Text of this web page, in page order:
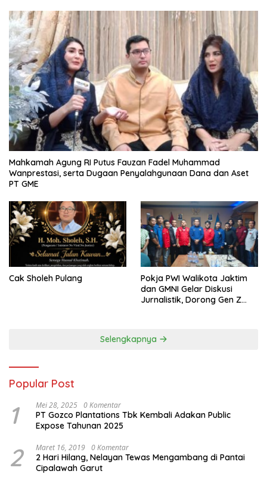
Mahkamah Agung RI Putus Fauzan Fadel Muhammad
Wanprestasi, serta Dugaan Penyalahgunaan Dana dan Aset
PT GME
Cak Sholeh Pulang
Pokja PWI Walikota Jaktim
dan GMNI Gelar Diskusi
Jurnalistik, Dorong Gen Z
Selengkapnya
Popular Post
1 Mei 28, 2025 0 Komentar
PT Gozco Plantations Tbk Kembali Adakan Public
Expose Tahunan 2025
2 Maret 16, 2019 0 Komentar
2 Hari Hilang, Nelayan Tewas Mengambang di Pantai
Cipalawah Garut